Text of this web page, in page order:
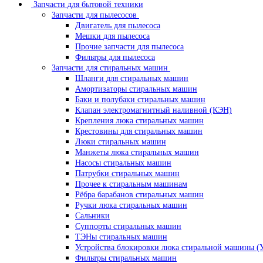
Запчасти для бытовой техники
Запчасти для пылесосов
Двигатель для пылесоса
Мешки для пылесоса
Прочие запчасти для пылесоса
Фильтры для пылесоса
Запчасти для стиральных машин
Шланги для стиральных машин
Амортизаторы стиральных машин
Баки и полубаки стиральных машин
Клапан электромагнитный наливной (КЭН)
Крепления люка стиральных машин
Крестовины для стиральных машин
Люки стиральных машин
Манжеты люка стиральных машин
Насосы стиральных машин
Патрубки стиральных машин
Прочее к стиральным машинам
Рёбра барабанов стиральных машин
Ручки люка стиральных машин
Сальники
Суппорты стиральных машин
ТЭНы стиральных машин
Устройства блокировки люка стиральной машины
Фильтры стиральных машин